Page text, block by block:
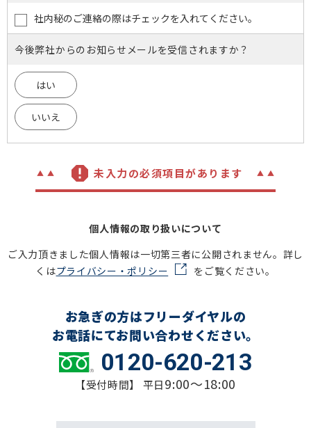
社内秘のご連絡の際はチェックを入れてください。
今後弊社からのお知らせメールを受信されますか？
はい
いいえ
未入力の必須項目があります
個人情報の取り扱いについて
ご入力頂きました個人情報は一切第三者に公開されません。詳し
くはプライバシー・ポリシー をご覧ください。
お急ぎの方はフリーダイヤルの
お電話にてお問い合わせください。
0120-620-213
【受付時間】 平日9:00～18:00